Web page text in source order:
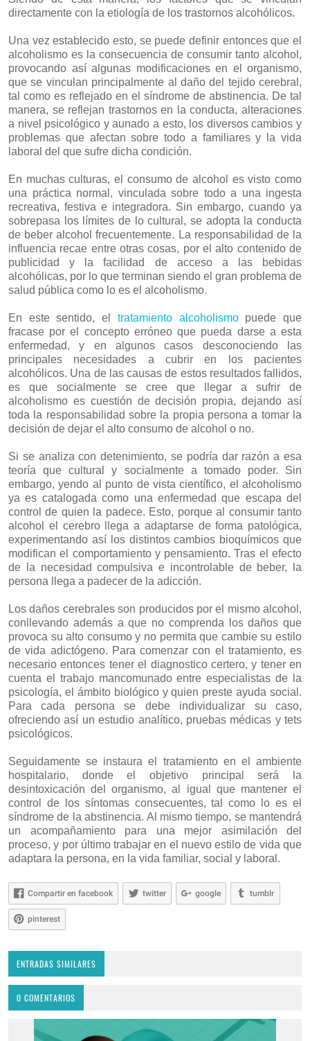
directamente con la etiología de los trastornos alcohólicos.
Una vez establecido esto, se puede definir entonces que el
alcoholismo es la consecuencia de consumir tanto alcohol,
provocando así algunas modificaciones en el organismo,
que se vinculan principalmente al daño del tejido cerebral,
tal como es reflejado en el síndrome de abstinencia. De tal
manera, se reflejan trastornos en la conducta, alteraciones
a nivel psicológico y aunado a esto, los diversos cambios y
problemas que afectan sobre todo a familiares y la vida
laboral del que sufre dicha condición.
En muchas culturas, el consumo de alcohol es visto como
una práctica normal, vinculada sobre todo a una ingesta
recreativa, festiva e integradora. Sin embargo, cuando ya
sobrepasa los límites de lo cultural, se adopta la conducta
de beber alcohol frecuentemente. La responsabilidad de la
influencia recae entre otras cosas, por el alto contenido de
publicidad y la facilidad de acceso a las bebidas
alcohólicas, por lo que terminan siendo el gran problema de
salud pública como lo es el alcoholismo.
En este sentido, el tratamiento alcoholismo
puede que
fracase por el concepto erróneo que pueda darse a esta
enfermedad, y en algunos casos desconociendo las
principales necesidades a cubrir en los pacientes
alcohólicos. Una de las causas de estos resultados fallidos,
es que socialmente se cree que llegar a sufrir de
alcoholismo es cuestión de decisión propia, dejando así
toda la responsabilidad sobre la propia persona a tomar la
decisión de dejar el alto consumo de alcohol o no.
Si se analiza con detenimiento, se podría dar razón a esa
teoría que cultural y socialmente a tomado poder. Sin
embargo, yendo al punto de vista científico, el alcoholismo
ya es catalogada como una enfermedad que escapa del
control de quien la padece. Esto, porque al consumir tanto
alcohol el cerebro llega a adaptarse de forma patológica,
experimentando así los distintos cambios bioquímicos que
modifican el comportamiento y pensamiento. Tras el efecto
de la necesidad compulsiva e incontrolable de beber, la
persona llega a padecer de la adicción.
Los daños cerebrales son producidos por el mismo alcohol,
conllevando además a que no comprenda los daños que
provoca su alto consumo y no permita que cambie su estilo
de vida adictógeno. Para comenzar con el tratamiento, es
necesario entonces tener el diagnostico certero, y tener en
cuenta el trabajo mancomunado entre especialistas de la
psicología, el ámbito biológico y quien preste ayuda social.
Para cada persona se debe individualizar su caso,
ofreciendo así un estudio analítico, pruebas médicas y tets
psicológicos.
Seguidamente se instaura el tratamiento en el ambiente
hospitalario, donde el objetivo principal será la
desintoxicación del organismo, al igual que mantener el
control de los síntomas consecuentes, tal como lo es el
síndrome de la abstinencia. Al mismo tiempo, se mantendrá
un acompañamiento para una mejor asimilación del
proceso, y por último trabajar en el nuevo estilo de vida que
adaptara la persona, en la vida familiar, social y laboral.
Compartir en facebook twitter google tumblr
pinterest
ENTRADAS SIMILARES
0 COMENTARIOS